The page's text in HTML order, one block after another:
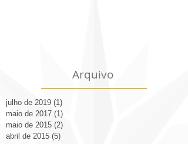
Arquivo
julho de 2019 (1)
maio de 2017 (1)
maio de 2015 (2)
abril de 2015 (5)